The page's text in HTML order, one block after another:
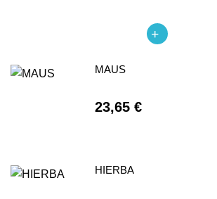
MAUS
23,65 €
HIERBA